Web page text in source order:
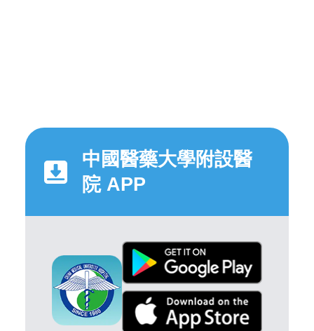
中國醫藥大學附設醫
院 APP